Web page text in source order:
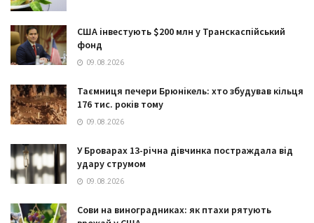
США інвестують $200 млн у Транскаспійський
фонд
09.08.2026
Таємниця печери Брюнікель: хто збудував кільця
176 тис. років тому
09.08.2026
У Броварах 13-річна дівчинка постраждала від
удару струмом
09.08.2026
Сови на виноградниках: як птахи рятують